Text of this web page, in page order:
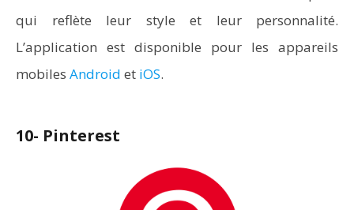
qui reflète leur style et leur personnalité.
L’application est disponible pour les appareils
mobiles Android et iOS.
10- Pinterest